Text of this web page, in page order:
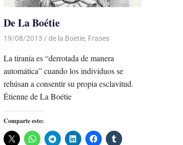
De La Boétie
19/08/2013 Luis Castellanos
de la Boetie, Frases
La tiranía es “derrotada de manera
automática” cuando los individuos se
rehúsan a consentir su propia esclavitud.
Étienne de La Boétie
Comparte esto: